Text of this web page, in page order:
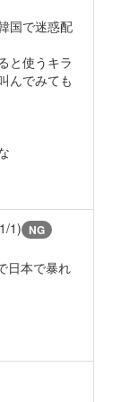
国で迷惑配
と使うキラ
んでみても
1) NG
日本で暴れ